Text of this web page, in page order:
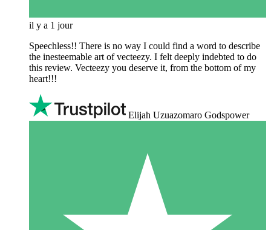
il y a 1 jour
Speechless!! There is no way I could find a word to describe
the inesteemable art of vecteezy. I felt deeply indebted to do
this review. Vecteezy you deserve it, from the bottom of my
heart!!!
Elijah Uzuazomaro Godspower